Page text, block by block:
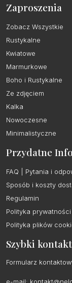
Zaproszenia
Zobacz Wszystkie
Rustykalne
Kwiatowe
Marmurkowe
Boho i Rustykalne
Ze zdjęciem
Kalka
Nowoczesne
Minimalistyczne
Przydatne
FAQ | Pytania i
Sposób i koszty
Regulamin
Polityka prywatności
Polityka plików
Szybki kontakt
Formularz